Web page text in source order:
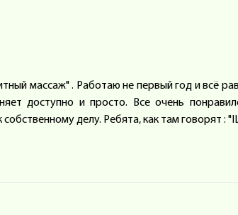
массаж" . Работаю не первый год и всё
доступно и просто. Все очень
делу. Ребята, как там говорят :